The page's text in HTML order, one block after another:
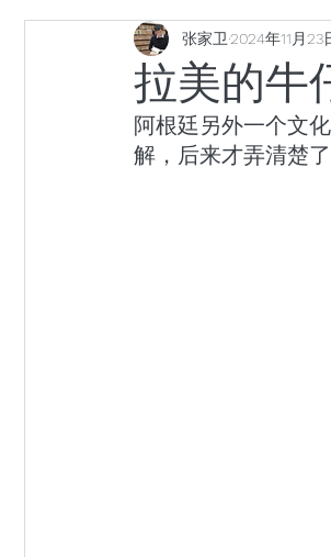
解读星云大师《幸福箴言》
小众社群 跨年演讲
拉美的牛
张家卫 2024年11月23
阿根廷另外一个文
解，后来才弄清楚了